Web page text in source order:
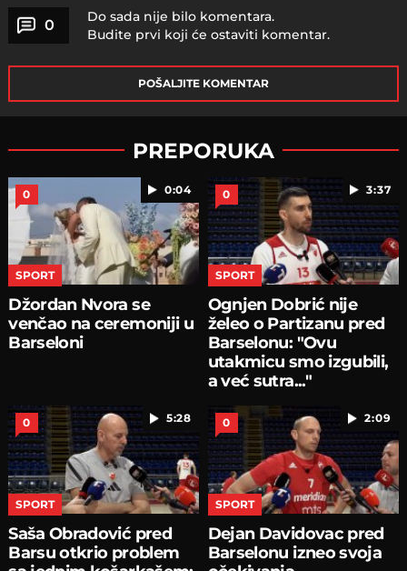
0
Do sada nije bilo komentara.
Budite prvi koji će ostaviti komentar.
POŠALJITE KOMENTAR
PREPORUKA
0:04
0
SPORT
Džordan Nvora se
venčao na ceremoniji u
Barseloni
3:37
0
SPORT
Ognjen Dobrić nije
želeo o Partizanu pred
Barselonu: "Ovu
utakmicu smo izgubili,
a već sutra..."
5:28
0
SPORT
Saša Obradović pred
Barsu otkrio problem
2:09
0
SPORT
Dejan Davidovac pred
Barselonu izneo svoja